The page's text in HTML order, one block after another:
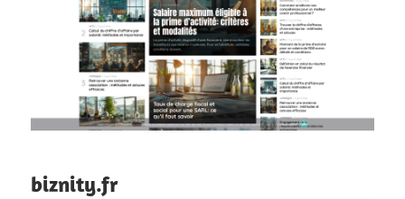
biznity.fr